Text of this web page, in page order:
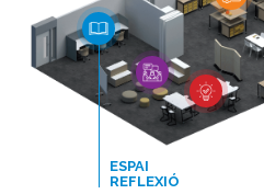
ESPAI
REFLEXIÓ